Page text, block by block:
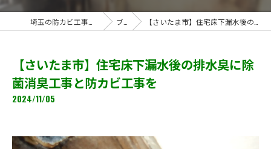
ブログ 【さいたま市】住宅床下漏水後の排水臭に除菌消臭工事と防カビ工事を
【さいたま市】住宅床下漏水後の排水臭に除
菌消臭工事と防カビ工事を
2024/11/05